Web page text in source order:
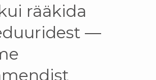
rääkida
—